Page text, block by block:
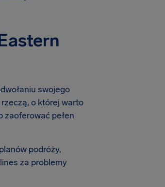
swojego
o której warto
zaoferować pełen
podróży,
za problemy